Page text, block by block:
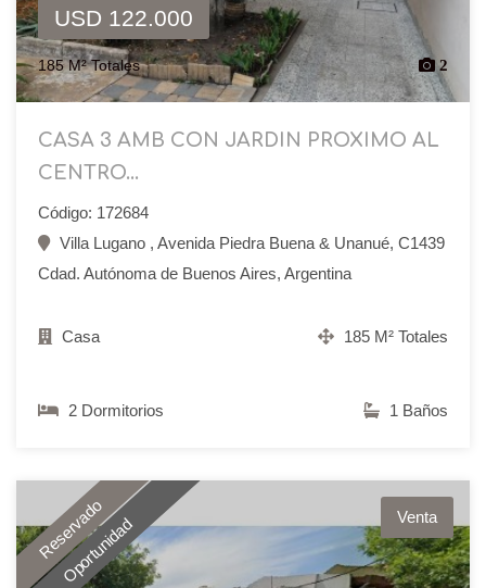
USD 122.000
185 M² Totales 2
CASA 3 AMB CON JARDIN PROXIMO AL
CENTRO...
Código: 172684
Villa Lugano , Avenida Piedra Buena & Unanué, C1439
Cdad. Autónoma de Buenos Aires, Argentina
Casa 185 M² Totales
2 Dormitorios 1 Baños
Reservado
Oportunidad Venta